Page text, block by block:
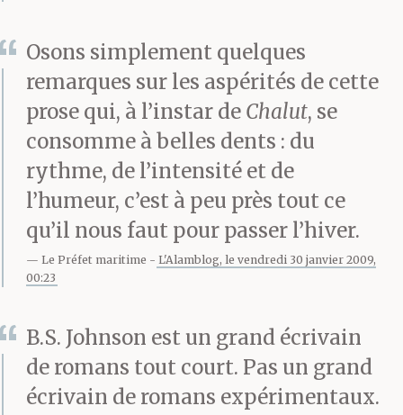
Luke a dit : Je vois que
tu as connu Graham ?
Albert a dit : Oh, oui, j’ai
connu Graham. Bien
connu.
Joseph a dit : Un jour,
Graham m’a traité de
Osons simplement quelques
remarques sur les aspérités de cette
prose qui, à l’instar de Chalut, se
consomme à belles dents : du
rythme, de l’intensité et de
l’humeur, c’est à peu près tout ce
qu’il nous faut pour passer l’hiver.
Le Préfet maritime
L'Alamblog, le vendredi 30 janvier 2009,
00:23
B.S. Johnson est un grand écrivain
de romans tout court. Pas un grand
écrivain de romans expérimentaux.